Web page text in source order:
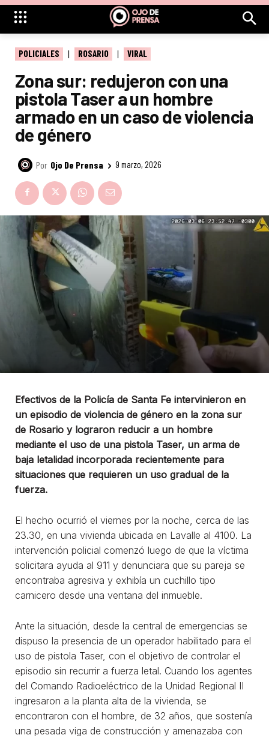
POLICIALES ROSARIO VIRAL
Zona sur: redujeron con una
pistola Taser a un hombre
armado en un caso de violencia
de género
Por Ojo De Prensa 9 marzo, 2026
Efectivos de la Policía de Santa Fe intervinieron en
un episodio de violencia de género en la zona sur
de Rosario y lograron reducir a un hombre
mediante el uso de una pistola Taser, un arma de
baja letalidad incorporada recientemente para
situaciones que requieren un uso gradual de la
fuerza.
El hecho ocurrió el viernes por la noche, cerca de las
23.30, en una vivienda ubicada en Lavalle al 4100. La
intervención policial comenzó luego de que la víctima
solicitara ayuda al 911 y denunciara que su pareja se
encontraba agresiva y exhibía un cuchillo tipo
carnicero desde una ventana del inmueble.
Ante la situación, desde la central de emergencias se
dispuso la presencia de un operador habilitado para el
uso de pistola Taser, con el objetivo de controlar el
episodio sin recurrir a fuerza letal. Cuando los agentes
del Comando Radioeléctrico de la Unidad Regional II
ingresaron a la planta alta de la vivienda, se
encontraron con el hombre, de 32 años, que sostenía
una pesada viga de construcción y amenazaba con